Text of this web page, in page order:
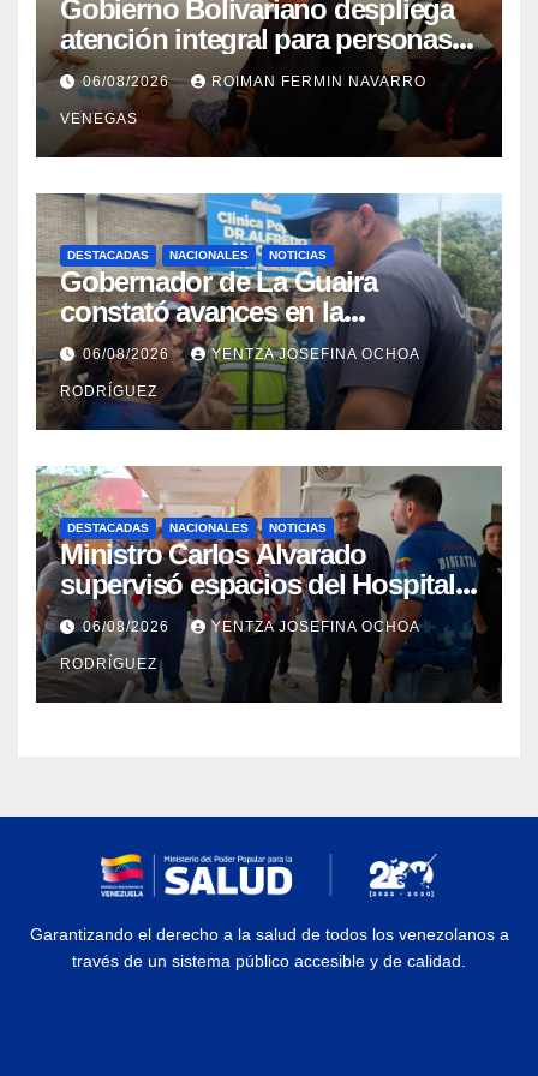
Gobierno Bolivariano despliega
atención integral para personas
con discapacidad en
campamentos de La Guaira
06/08/2026 ROIMAN FERMIN NAVARRO
VENEGAS
DESTACADAS NACIONALES NOTICIAS
Gobernador de La Guaira
constató avances en la
rehabilitación del Hospitalito de
Catia la Mar
06/08/2026 YENTZA JOSEFINA OCHOA
RODRÍGUEZ
DESTACADAS NACIONALES NOTICIAS
Ministro Carlos Alvarado
supervisó espacios del Hospital
Dermatológico Dr. Martín Vegas
en La Guaira
06/08/2026 YENTZA JOSEFINA OCHOA
RODRÍGUEZ
Garantizando el derecho a la salud de todos los venezolanos a
través de un sistema público accesible y de calidad.